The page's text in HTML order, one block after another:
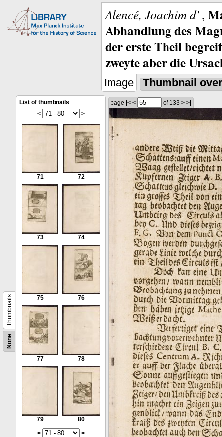
Alencé, Joachim d',
Abhandlung des
der erste Theil
zweyte aber die
Image Thumbnail
None
Thumbnails
List of thumbnails
<
>
71 72
73 74
75 76
77 78
79
80
<
>
page |< < of 133 > >|